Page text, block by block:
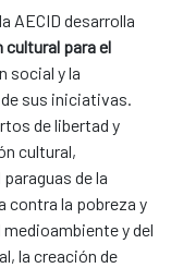
AECID desarrolla
para el
social y la
sus iniciativas.
de libertad y
cultural,
de la
contra la pobreza y
y del
la creación de